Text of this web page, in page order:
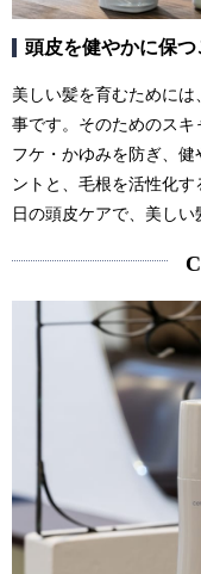
頭皮を健やかに保
美しい髪を育むために
事です。そのためのスキ
フケ・かゆみを防ぎ、
ントと、毛根を活性化
日の頭皮ケアで、美しい